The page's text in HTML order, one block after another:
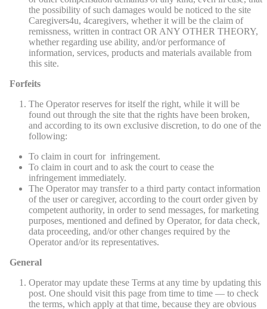
the possibility of such damages would be noticed to the site
Caregivers4u, 4caregivers, whether it will be the claim of
remissness, written in contract OR ANY OTHER THEORY,
whether regarding use ability, and/or performance of
information, services, products and materials available from
this site.
Forfeits
The Operator reserves for itself the right, while it will be
found out through the site that the rights have been broken,
and according to its own exclusive discretion, to do one of the
following:
To claim in court for infringement.
To claim in court and to ask the court to cease the
infringement immediately.
The Operator may transfer to a third party contact information
of the user or caregiver, according to the court order given by
competent authority, in order to send messages, for marketing
purposes, mentioned and defined by Operator, for data check,
data proceeding, and/or other changes required by the
Operator and/or its representatives.
General
Operator may update these Terms at any time by updating this
post. One should visit this page from time to time — to check
the terms, which apply at that time, because they are obvious